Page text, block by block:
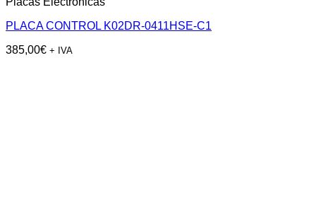
PLACA CONTROL K02DR-0411HSE-C1
385,00€ + IVA